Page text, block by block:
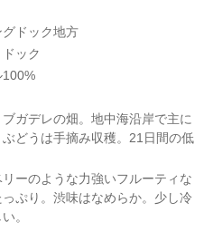
ドック地方
ック
100%
ブガデレの畑。地中海沿岸で主に
どうは手摘み収穫。21日間の低
ーのような力強いフルーティな
ぷり。渋味はなめらか。少し冷
。